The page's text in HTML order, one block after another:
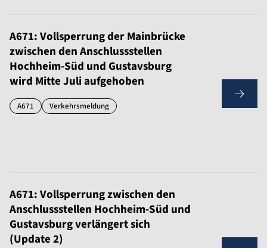
A671: Vollsperrung der Mainbrücke
zwischen den Anschlussstellen
Hochheim-Süd und Gustavsburg
wird Mitte Juli aufgehoben
A671 Verkehrsmeldung
A671: Vollsperrung zwischen den
Anschlussstellen Hochheim-Süd und
Gustavsburg verlängert sich
(Update 2)